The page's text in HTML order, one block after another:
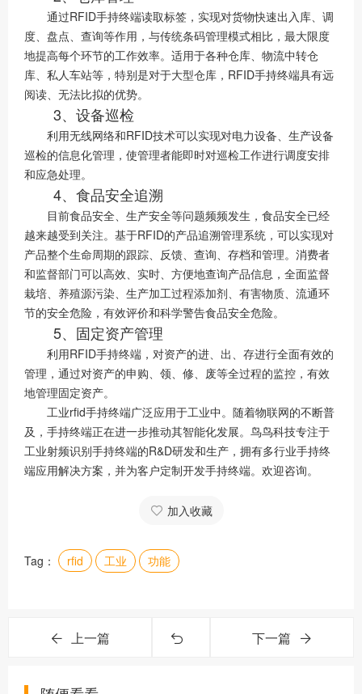
通过RFID手持终端读取标签，实现对货物快速出入库、调
度、盘点、查询等作用，与传统条码管理模式相比，最大限度
地提高每个环节的工作效率。适用于各种仓库、物流中转仓
库、私人车站等，特别是对于大型仓库，RFID手持终端具有远
阅读、无法比拟的优势。
3、设备巡检
利用无线网络和RFID技术可以实现对电力设备、生产设备
巡检的信息化管理，使管理者能即时对巡检工作进行调度安排
和应急处理。
4、食品安全追溯
目前食品安全、生产安全等问题频频发生，食品安全已经
越来越受到关注。基于RFID的产品追溯管理系统，可以实现对
产品整个生命周期的跟踪、反馈、查询、存档和管理。消费者
和监督部门可以高效、实时、方便地查询产品信息，全面监督
栽培、养殖源污染、生产加工过程添加剂、有害物质、流通环
节的安全危险，有效评价和科学警告食品安全危险。
5、固定资产管理
利用RFID手持终端，对资产的进、出、存进行全面有效的
管理，通过对资产的申购、领、修、废等全过程的监控，有效
地管理固定资产。
工业rfid手持终端广泛应用于工业中。随着物联网的不断普
及，手持终端正在进一步推动其智能化发展。鸟鸟科技专注于
工业射频识别手持终端的R&D研发和生产，拥有多行业手持终
端应用解决方案，并为客户定制开发手持终端。欢迎咨询。
加入收藏
Tag： rfid 工业 功能
上一篇 下一篇